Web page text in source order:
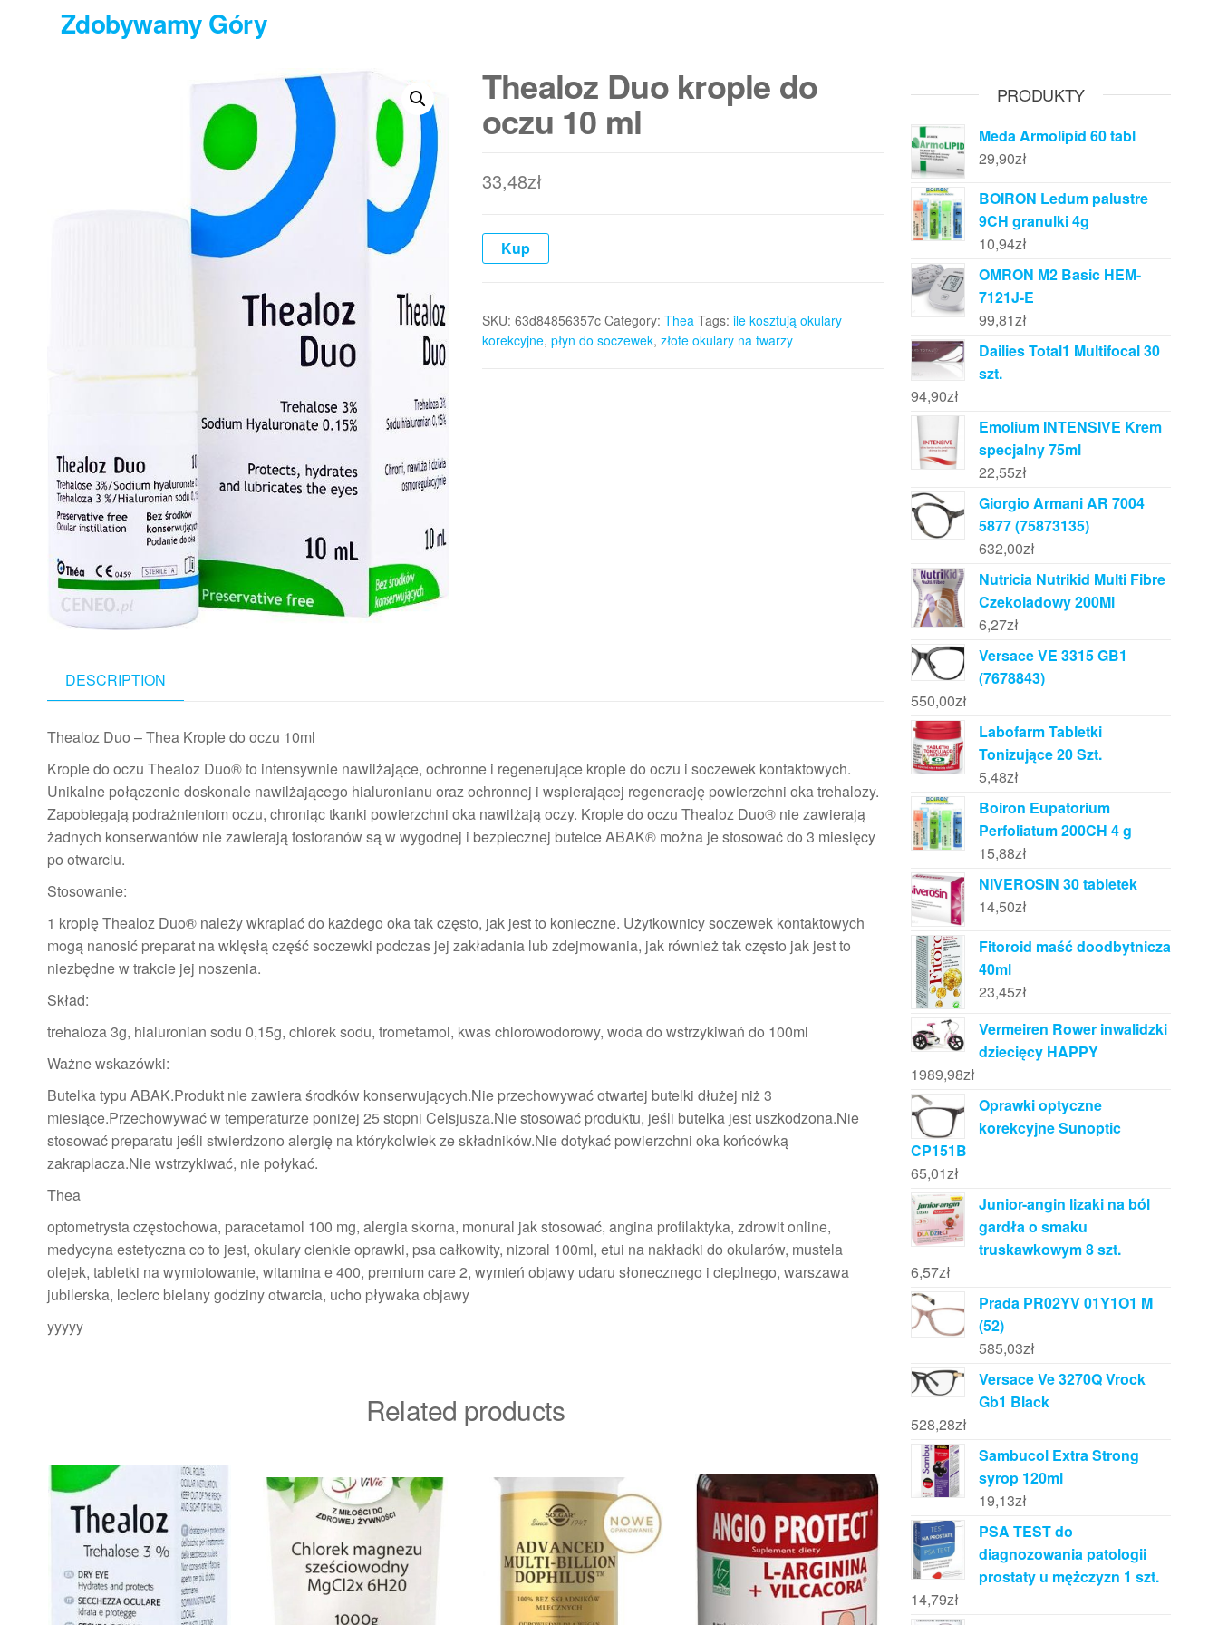
treści
Zdobywamy Góry
Thealoz Duo krople do
oczu 10 ml
33,48zł
Kup
SKU: 63d84856357c Category: Thea Tags: ile kosztują okulary
korekcyjne, płyn do soczewek, złote okulary na twarzy
DESCRIPTION
Thealoz Duo – Thea Krople do oczu 10ml
Krople do oczu Thealoz Duo® to intensywnie nawilżające, ochronne i regenerujące krople do oczu i soczewek kontaktowych.
Unikalne połączenie doskonale nawilżającego hialuronianu oraz ochronnej i wspierającej regenerację powierzchni oka trehalozy.
Zapobiegają podrażnieniom oczu, chroniąc tkanki powierzchni oka nawilżają oczy. Krople do oczu Thealoz Duo® nie zawierają
żadnych konserwantów nie zawierają fosforanów są w wygodnej i bezpiecznej butelce ABAK® można je stosować do 3 miesięcy
po otwarciu.
Stosowanie:
1 kroplę Thealoz Duo® należy wkraplać do każdego oka tak często, jak jest to konieczne. Użytkownicy soczewek kontaktowych
mogą nanosić preparat na wklęsłą część soczewki podczas jej zakładania lub zdejmowania, jak również tak często jak jest to
niezbędne w trakcie jej noszenia.
Skład:
trehaloza 3g, hialuronian sodu 0,15g, chlorek sodu, trometamol, kwas chlorowodorowy, woda do wstrzykiwań do 100ml
Ważne wskazówki:
Butelka typu ABAK.Produkt nie zawiera środków konserwujących.Nie przechowywać otwartej butelki dłużej niż 3
miesiące.Przechowywać w temperaturze poniżej 25 stopni Celsjusza.Nie stosować produktu, jeśli butelka jest uszkodzona.Nie
stosować preparatu jeśli stwierdzono alergię na którykolwiek ze składników.Nie dotykać powierzchni oka końcówką
zakraplacza.Nie wstrzykiwać, nie połykać.
Thea
optometrysta częstochowa, paracetamol 100 mg, alergia skorna, monural jak stosować, angina profilaktyka, zdrowit online,
medycyna estetyczna co to jest, okulary cienkie oprawki, psa całkowity, nizoral 100ml, etui na nakładki do okularów, mustela
olejek, tabletki na wymiotowanie, witamina e 400, premium care 2, wymień objawy udaru słonecznego i cieplnego, warszawa
jubilerska, leclerc bielany godziny otwarcia, ucho pływaka objawy
yyyyy
Related products
PRODUKTY
Meda Armolipid 60 tabl
29,90zł
BOIRON Ledum palustre
9CH granulki 4g
10,94zł
OMRON M2 Basic HEM-
7121J-E
99,81zł
Dailies Total1 Multifocal 30
szt.
94,90zł
Emolium INTENSIVE Krem
specjalny 75ml
22,55zł
Giorgio Armani AR 7004
5877 (75873135)
632,00zł
Nutricia Nutrikid Multi Fibre
Czekoladowy 200Ml
6,27zł
Versace VE 3315 GB1
(7678843)
550,00zł
Labofarm Tabletki
Tonizujące 20 Szt.
5,48zł
Boiron Eupatorium
Perfoliatum 200CH 4 g
15,88zł
NIVEROSIN 30 tabletek
14,50zł
Fitoroid maść doodbytnicza
40ml
23,45zł
Vermeiren Rower inwalidzki
dziecięcy HAPPY
1989,98zł
Oprawki optyczne
korekcyjne Sunoptic
CP151B
65,01zł
Junior-angin lizaki na ból
gardła o smaku
truskawkowym 8 szt.
6,57zł
Prada PR02YV 01Y1O1 M
(52)
585,03zł
Versace Ve 3270Q Vrock
Gb1 Black
528,28zł
Sambucol Extra Strong
syrop 120ml
19,13zł
PSA TEST do
diagnozowania patologii
prostaty u mężczyzn 1 szt.
14,79zł